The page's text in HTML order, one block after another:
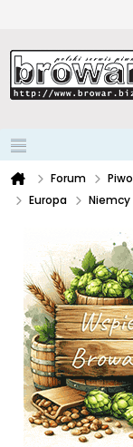
Forum Piwo
Europa
Niemcy